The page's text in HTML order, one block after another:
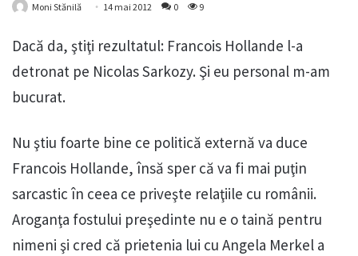
Moni Stănilă 14 mai 2012 0 9
Dacă da, ştiţi rezultatul: Francois Hollande l-a
detronat pe Nicolas Sarkozy. Şi eu personal m-am
bucurat.
Nu ştiu foarte bine ce politică externă va duce
Francois Hollande, însă sper că va fi mai puţin
sarcastic în ceea ce priveşte relaţiile cu românii.
Aroganţa fostului preşedinte nu e o taină pentru
nimeni şi cred că prietenia lui cu Angela Merkel a